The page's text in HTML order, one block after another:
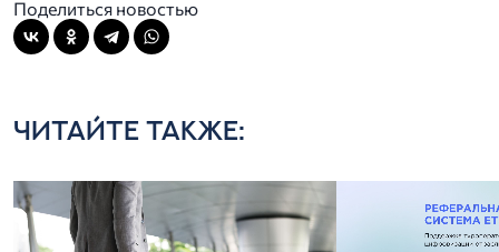
Поделиться новостью
ЧИТАЙТЕ ТАКЖЕ: